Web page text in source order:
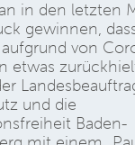
in den letzten
gewinnen,
von
etwas
und die
Baden-